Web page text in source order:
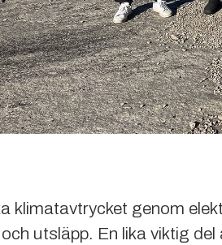
genom
utsläpp. En lika viktig